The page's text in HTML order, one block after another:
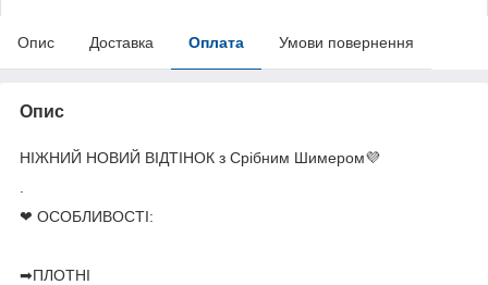
Опис Доставка Оплата Умови повернення
Опис
НІЖНИЙ НОВИЙ ВІДТІНОК з Срібним Шимером💜
❤ ОСОБЛИВОСТІ:
➡ПЛОТНІ